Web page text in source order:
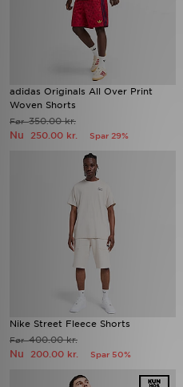
adidas Originals All Over Print
Woven Shorts
Før350.00 kr.
Nu 250.00 kr. Spar 29%
Nike Street Fleece Shorts
Før400.00 kr.
Nu 200.00 kr. Spar 50%